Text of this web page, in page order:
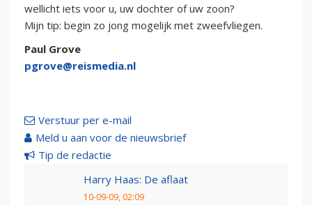
wellicht iets voor u, uw dochter of uw zoon?
Mijn tip: begin zo jong mogelijk met zweefvliegen.
Paul Grove
pgrove@reismedia.nl
Verstuur per e-mail
Meld u aan voor de nieuwsbrief
Tip de redactie
Harry Haas: De aflaat
10-09-09, 02:09